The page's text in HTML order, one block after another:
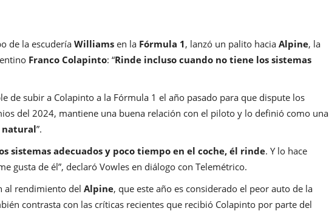
de la escudería Williams en la Fórmula 1, lanzó un palito hacia Alpine, la
Franco Colapinto: “Rinde incluso cuando no tiene los sistemas
de subir a Colapinto a la Fórmula 1 el año pasado para que dispute los
del 2024, mantiene una buena relación con el piloto y lo definió como una
”.
sistemas adecuados y poco tiempo en el coche, él rinde. Y lo hace
gusta de él”, declaró Vowles en diálogo con Telemétrico.
al rendimiento del Alpine, que este año es considerado el peor auto de la
contrasta con las críticas recientes que recibió Colapinto por parte del